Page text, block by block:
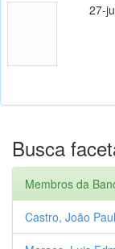
27-
Busca
Membros da
Castro, João